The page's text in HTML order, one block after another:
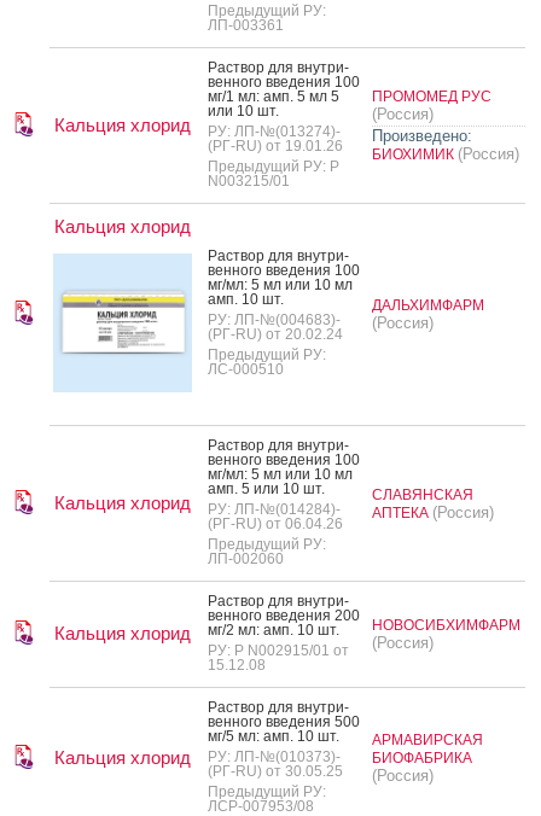
Предыдущий РУ:
ЛП-003361
Кальция хлорид
Рас­твор для внут­ри­
вен­но­го вве­дения 100
мг/1 мл: амп. 5 мл 5
или 10 шт.
РУ: ЛП-№(013274)-
(РГ-RU) от 19.01.26
Предыдущий РУ: Р
N003215/01
ПРОМОМЕД РУС
(Россия)
Произведено:
БИОХИМИК (Россия)
Кальция хлорид
Рас­твор для внут­ри­
вен­но­го вве­дения 100
мг/мл: 5 мл или 10 мл
амп. 10 шт.
РУ: ЛП-№(004683)-
(РГ-RU) от 20.02.24
Предыдущий РУ:
ЛС-000510
ДАЛЬХИМФАРМ
(Россия)
Кальция хлорид
Рас­твор для внут­ри­
вен­но­го вве­дения 100
мг/мл: 5 мл или 10 мл
амп. 5 или 10 шт.
РУ: ЛП-№(014284)-
(РГ-RU) от 06.04.26
Предыдущий РУ:
ЛП-002060
СЛАВЯНСКАЯ
АПТЕКА (Россия)
Кальция хлорид
Рас­твор для внут­ри­
вен­но­го вве­дения 200
мг/2 мл: амп. 10 шт.
РУ: Р N002915/01 от
15.12.08
НОВОСИБХИМФАРМ
(Россия)
Кальция хлорид
Рас­твор для внут­ри­
вен­но­го вве­дения 500
мг/5 мл: амп. 10 шт.
РУ: ЛП-№(010373)-
(РГ-RU) от 30.05.25
Предыдущий РУ:
ЛСР-007953/08
АРМАВИРСКАЯ
БИОФАБРИКА
(Россия)